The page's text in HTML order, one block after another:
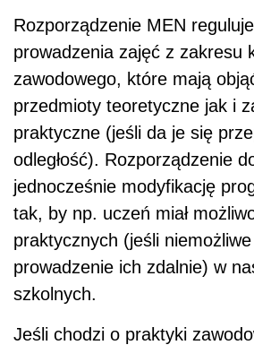
Rozporządzenie MEN
prowadzenia zajęć z zakresu
zawodowego, które mają
przedmioty teoretyczne jak i
praktyczne (jeśli da je się
odległość). Rozporządzenie
jednocześnie modyfikację
tak, by np. uczeń miał
praktycznych (jeśli
prowadzenie ich zdalnie) w
szkolnych.
Jeśli chodzi o praktyki